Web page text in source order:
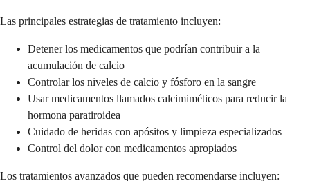
Las principales estrategias de tratamiento incluyen:
Detener los medicamentos que podrían contribuir a la
acumulación de calcio
Controlar los niveles de calcio y fósforo en la sangre
Usar medicamentos llamados calcimiméticos para reducir la
hormona paratiroidea
Cuidado de heridas con apósitos y limpieza especializados
Control del dolor con medicamentos apropiados
Los tratamientos avanzados que pueden recomendarse incluyen: